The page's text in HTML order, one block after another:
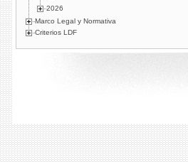
2026
Marco Legal y Normativa
Criterios LDF